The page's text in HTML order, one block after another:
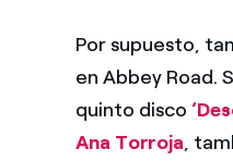
Por supuesto,
en Abbey Road.
quinto disco
Ana Torroja,